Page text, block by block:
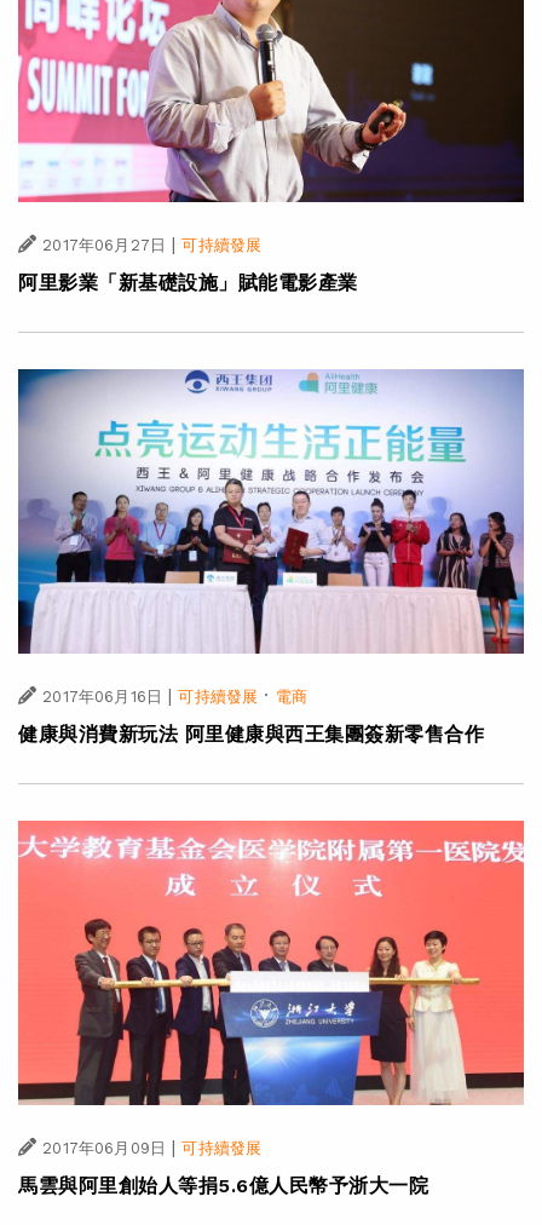
2017年06月27日 | 可持續發展
阿里影業「新基礎設施」賦能電影產業
2017年06月16日 | 可持續發展 · 電商
健康與消費新玩法 阿里健康與西王集團簽新零售合作
2017年06月09日 可持續發展
馬雲與阿里創始人等捐5.6億人民幣予浙大一院